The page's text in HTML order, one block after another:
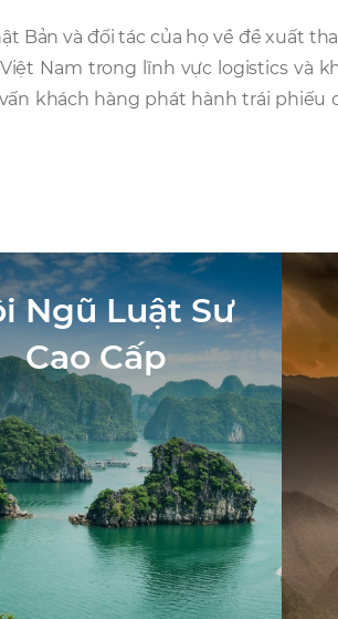
Bản và đối tác của họ về đề xuất
Nam trong lĩnh vực logistics và
khách hàng phát hành trái phiếu
Ngũ Luật Sư
Cao Cấp